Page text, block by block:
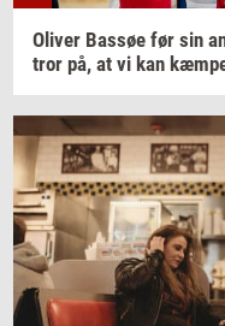
Oli­ver Bas­søe før sin
tror på, at vi kan